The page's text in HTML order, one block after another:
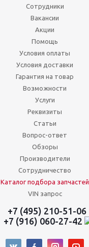
Сотрудники
Вакансии
Акции
Помощь
Условия оплаты
Условия доставки
Гарантия на товар
Возможности
Услуги
Реквизиты
Статьи
Вопрос-ответ
Обзоры
Производители
Сотрудничество
Каталог подбора запчастей
VIN запрос
+7 (495) 210-51-06
+7 (916) 060-27-42